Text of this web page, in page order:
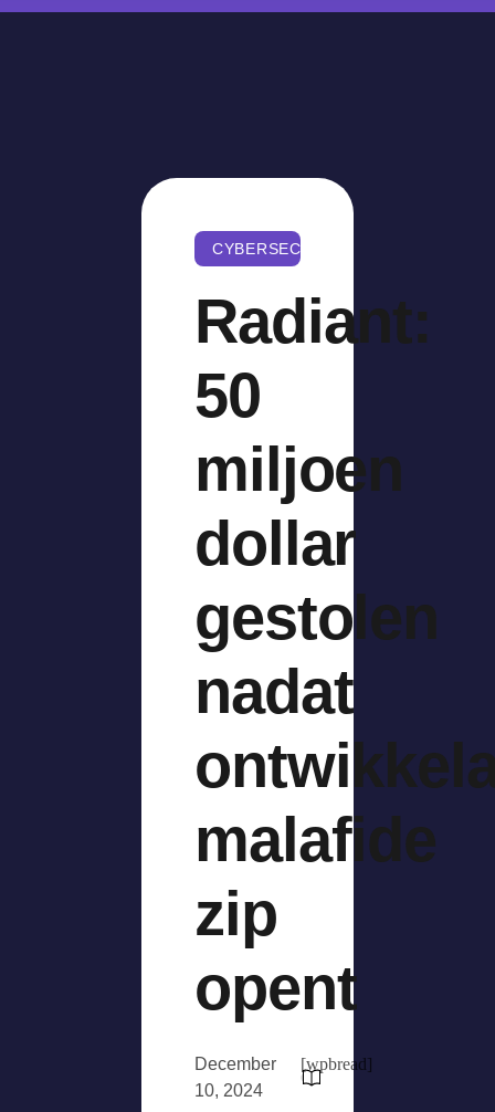
CYBERSECURITY
Radiant:
50
miljoen
dollar
gestolen
nadat
malafide
zip
opent
December
10, 2024
[wpbread]